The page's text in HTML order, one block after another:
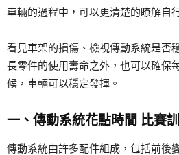
車輛的過程中，可以更清楚的瞭解自
看見車架的損傷、檢視傳動系統是否
長零件的使用壽命之外，也可以確保
候，車輛可以穩定發揮。
一、傳動系統花點時間 比賽
傳動系統由許多配件組成，包括前後